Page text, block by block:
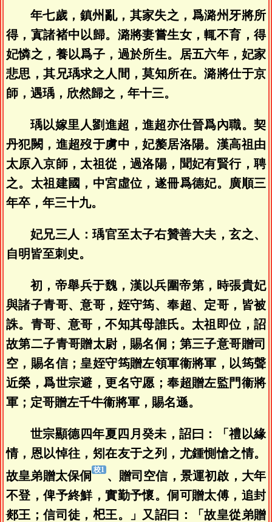
年七歲，鎮州亂，其家失之，爲潞州牙將所
得，寘諸褚中以歸。潞將妻嘗生女，輒不育，得
妃憐之，養以爲子，過於所生。居五六年，妃家
悲思，其兄瑀求之人間，莫知所在。潞將仕于京
師，遇瑀，欣然歸之，年十三。
瑀以嫁里人劉進超，進超亦仕晉爲內職。契
丹犯闕，進超歿于虜中，妃嫠居洛陽。漢高祖由
太原入京師，太祖從，過洛陽，聞妃有賢行，聘
之。太祖建國，中宮虛位，遂冊爲德妃。廣順三
年卒，年三十九。
妃兄三人：瑀官至太子右贊善大夫，玄之、
自明皆至刺史。
初，帝舉兵于魏，漢以兵圍帝第，時張貴妃
與諸子青哥、意哥，姪守筠、奉超、定哥，皆被
誅。青哥、意哥，不知其母誰氏。太祖即位，詔
故第二子青哥贈太尉，賜名侗；第三子意哥贈司
空，賜名信；皇姪守筠贈左領軍衞將軍，以筠聲
近榮，爲世宗避，更名守愿；奉超贈左監門衞將
軍；定哥贈左千牛衞將軍，賜名遜。
世宗顯德四年夏四月癸未，詔曰：「禮以緣
情，恩以悼往，矧在友于之列，尤鍾惻愴之情。
故皇弟贈太保侗
、贈司空信，景運初啟，大年
不登，俾予終鮮，實勤予懷。侗可贈太傅，追封
郯王；信司徒，𣏌王。」又詔曰：「故皇從弟贈